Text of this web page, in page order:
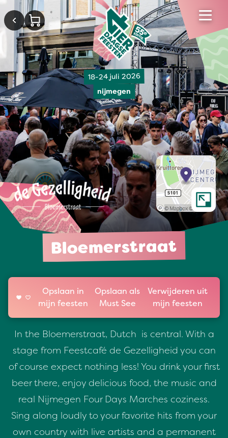
18-24 juli 2026
nijmegen
Bloemerstraat
Opslaan in
mijn feesten
Opslaan als
Must See
Verwijderen uit
mijn feesten
In the Bloemerstraat, Dutch is central. With a
stage from Feestcafé de Gezelligheid you can
of course expect nothing less! You drink your first
beer there, enjoy delicious food, the music and
real Nijmegen Four Days Marches coziness.
Sing along loudly to your favorite hits from your
own country with live artists and a permanent